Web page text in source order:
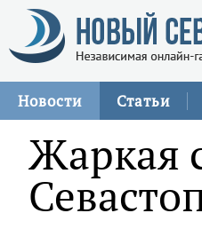
Новости Статьи
Жаркая